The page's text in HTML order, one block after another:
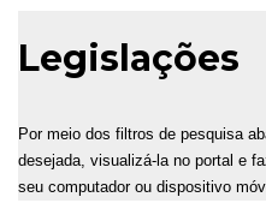
Legislações
Por meio dos filtros de pesquisa
desejada, visualizá-la no portal e
seu computador ou dispositivo